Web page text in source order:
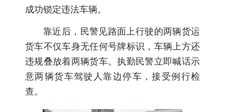
成功锁定违法车辆。
靠近后，民警见路面上行驶的两辆货运
货车不仅车身无任何号牌标识，车辆上方还
违规叠放着两辆货车。执勤民警立即喊话示
意两辆货车驾驶人靠边停车，接受例行检
查。